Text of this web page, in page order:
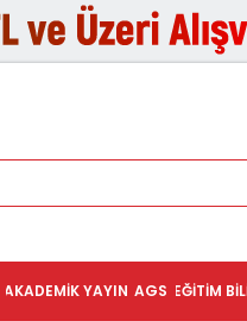
EĞITIM
AGS
AKADEMIK YAYIN